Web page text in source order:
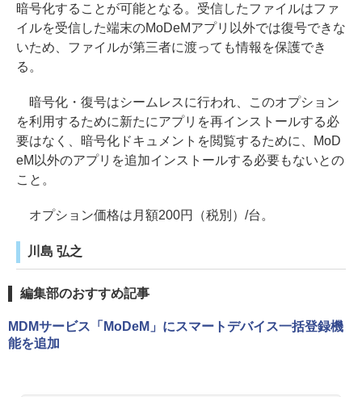
暗号化することが可能となる。受信したファイルはファ
イルを受信した端末のMoDeMアプリ以外では復号できな
いため、ファイルが第三者に渡っても情報を保護でき
る。
暗号化・復号はシームレスに行われ、このオプション
を利用するために新たにアプリを再インストールする必
要はなく、暗号化ドキュメントを閲覧するために、MoD
eM以外のアプリを追加インストールする必要もないとの
こと。
オプション価格は月額200円（税別）/台。
川島 弘之
編集部のおすすめ記事
MDMサービス「MoDeM」にスマートデバイス一括登録機
能を追加